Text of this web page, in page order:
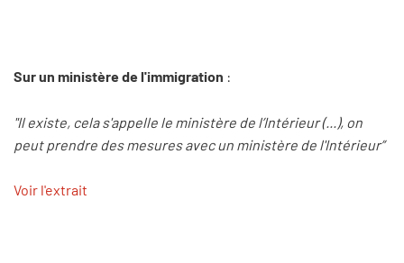
Sur un ministère de l'immigration :
"Il existe, cela s'appelle le ministère de l’Intérieur (...), on
peut prendre des mesures avec un ministère de l'Intérieur”
Voir l'extrait